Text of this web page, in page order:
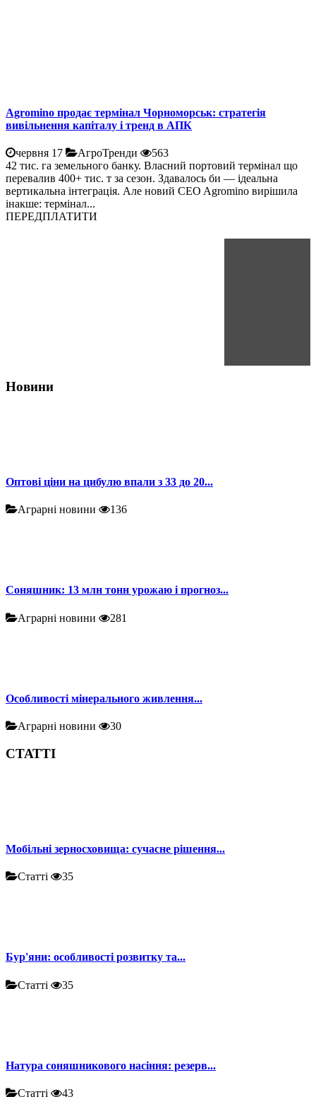
Agromino продає термінал Чорноморськ: стратегія
вивільнення капіталу і тренд в АПК
червня 17 АгроТренди
563
42 тис. га земельного банку. Власний портовий термінал що
перевалив 400+ тис. т за сезон. Здавалось би — ідеальна
вертикальна інтеграція. Але новий CEO Agromino вирішила
інакше: термінал...
ПЕРЕДПЛАТИТИ
Новини
Оптові ціни на цибулю впали з 33 до 20...
Аграрні новини 136
Соняшник: 13 млн тонн урожаю і прогноз...
Аграрні новини 281
Особливості мінерального живлення...
Аграрні новини 30
СТАТТІ
Мобільні зерносховища: сучасне рішення...
Статті 35
Бур'яни: особливості розвитку та...
Статті 35
Натура соняшникового насіння: резерв...
Статті 43